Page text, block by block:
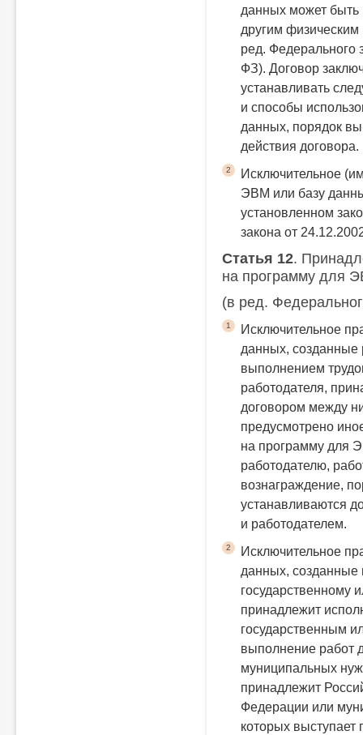
данных может быть
другим
ред. Федерального
ФЗ). Договор
устанавливать
и способы
данных, порядок
действия договора.
Исключительное
ЭВМ или базу
установленном
закона от
2
Статья 12.
на программу для
(в ред.
Исключительное
данных, созданные
выполнением
работодателя,
договором между
предусмотрено
на программу для
работодателю,
вознаграждение,
устанавливаются
и работодателем.
1
Исключительное
данных, созданные
государственному
принадлежит
государственным
выполнение работ
муниципальных
принадлежит
Федерации или
которых
2